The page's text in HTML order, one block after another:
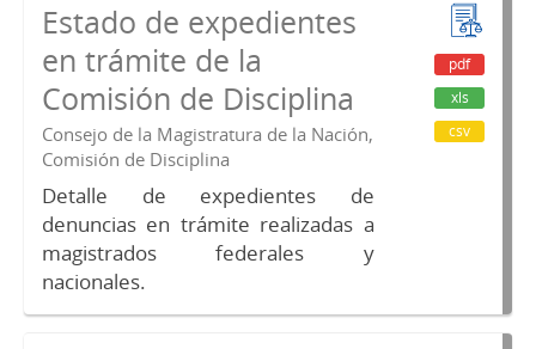
Estado de expedientes
en trámite de la
Comisión de Disciplina
Consejo de la Magistratura de la Nación,
Comisión de Disciplina
Detalle de expedientes de
denuncias en trámite realizadas a
magistrados federales y
nacionales.
pdf
xls
csv